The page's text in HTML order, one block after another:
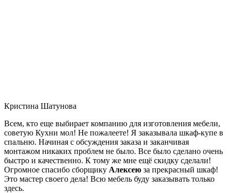
Кристина Шатунова
Всем, кто еще выбирает компанию для изготовления мебели,
советую Кухни мол! Не пожалеете! Я заказывала шкаф-купе в
спальню. Начиная с обсуждения заказа и заканчивая
монтажом никаких проблем не было. Все было сделано очень
быстро и качественно. К тому же мне ещё скидку сделали!
Огромное спасибо сборщику Алексею за прекрасный шкаф!
Это мастер своего дела! Всю мебель буду заказывать только
здесь.